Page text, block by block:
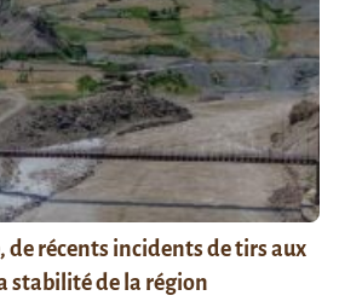
de récents incidents de tirs aux
stabilité de la région